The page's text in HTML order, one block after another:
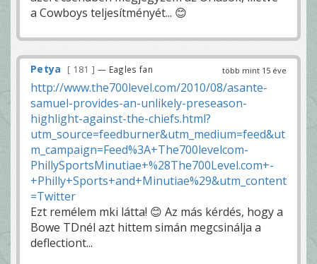
a Cowboys teljesítményét... 😊
több mint 15 éve
Petya 181 — Eagles fan
http://www.the700level.com/2010/08/asante-
samuel-provides-an-unlikely-preseason-
highlight-against-the-chiefs.html?
utm_source=feedburner&utm_medium=feed&ut
m_campaign=Feed%3A+The700levelcom-
PhillySportsMinutiae+%28The700Level.com+-
+Philly+Sports+and+Minutiae%29&utm_content
=Twitter
Ezt remélem mki látta! 😊 Az más kérdés, hogy a
Bowe TDnél azt hittem simán megcsinálja a
deflectiont...